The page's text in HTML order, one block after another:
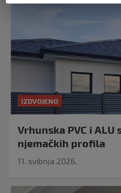
IZDVOJENO
Vrhunska PVC i
njemačkih profila
11. svibnja 2026.